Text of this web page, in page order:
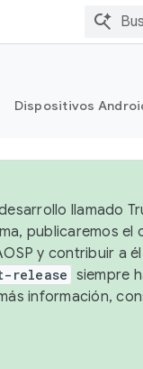
Dispositivos
llamado
publicaremos el
y contribuir a
release siempre
información,